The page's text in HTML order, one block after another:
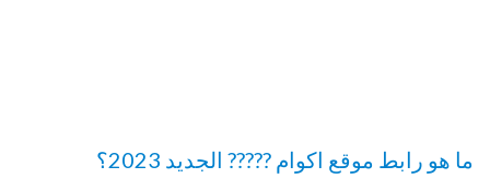
ما هو رابط موقع اكوام ????? الجديد 2023؟